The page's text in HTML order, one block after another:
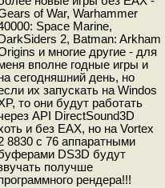
of War, Warhammer
Space Marine,
DarkSiders 2, Batman: Arkham
и многие другие - для
вполне годные игры и
сегодняшний день, но
их запускать на Windos
то они будут работать
API DirectSound3D
и без ЕАХ, но на Vortex
8830 с 76 аппаратными
DS3D будут
получше
рендера!!!